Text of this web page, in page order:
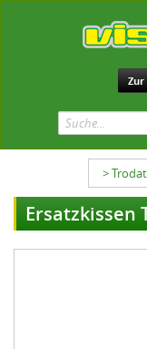
Zur
Ersatzkissen